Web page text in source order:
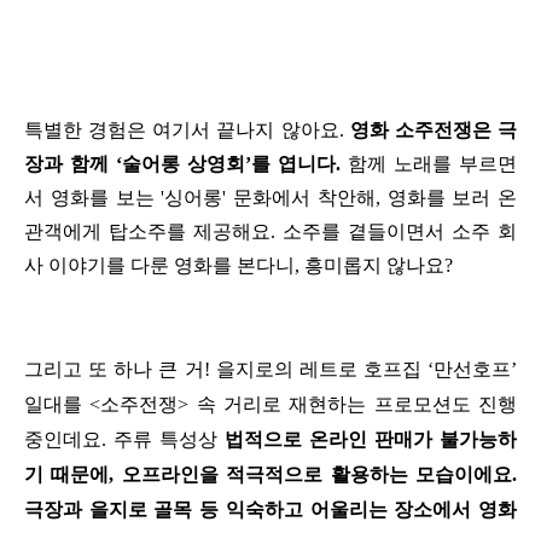
특별한 경험은 여기서 끝나지 않아요. 영화 소주전쟁은 극
장과 함께 ‘술어롱 상영회’를 엽니다. 함께 노래를 부르면
서 영화를 보는 '싱어롱' 문화에서 착안해, 영화를 보러 온
관객에게 탑소주를 제공해요. 소주를 곁들이면서 소주 회
사 이야기를 다룬 영화를 본다니, 흥미롭지 않나요?
그리고 또 하나 큰 거! 을지로의 레트로 호프집 ‘만선호프’
일대를 <소주전쟁> 속 거리로 재현하는 프로모션도 진행
중인데요. 주류 특성상 법적으로 온라인 판매가 불가능하
기 때문에, 오프라인을 적극적으로 활용하는 모습이에요.
극장과 을지로 골목 등 익숙하고 어울리는 장소에서 영화